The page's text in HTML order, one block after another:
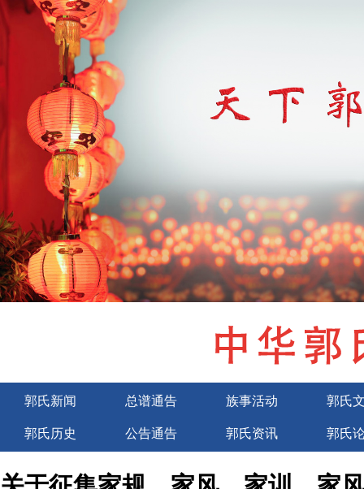
郭氏新闻 总谱通告 族事活动 郭氏
郭氏历史 公告通告 郭氏资讯 郭氏